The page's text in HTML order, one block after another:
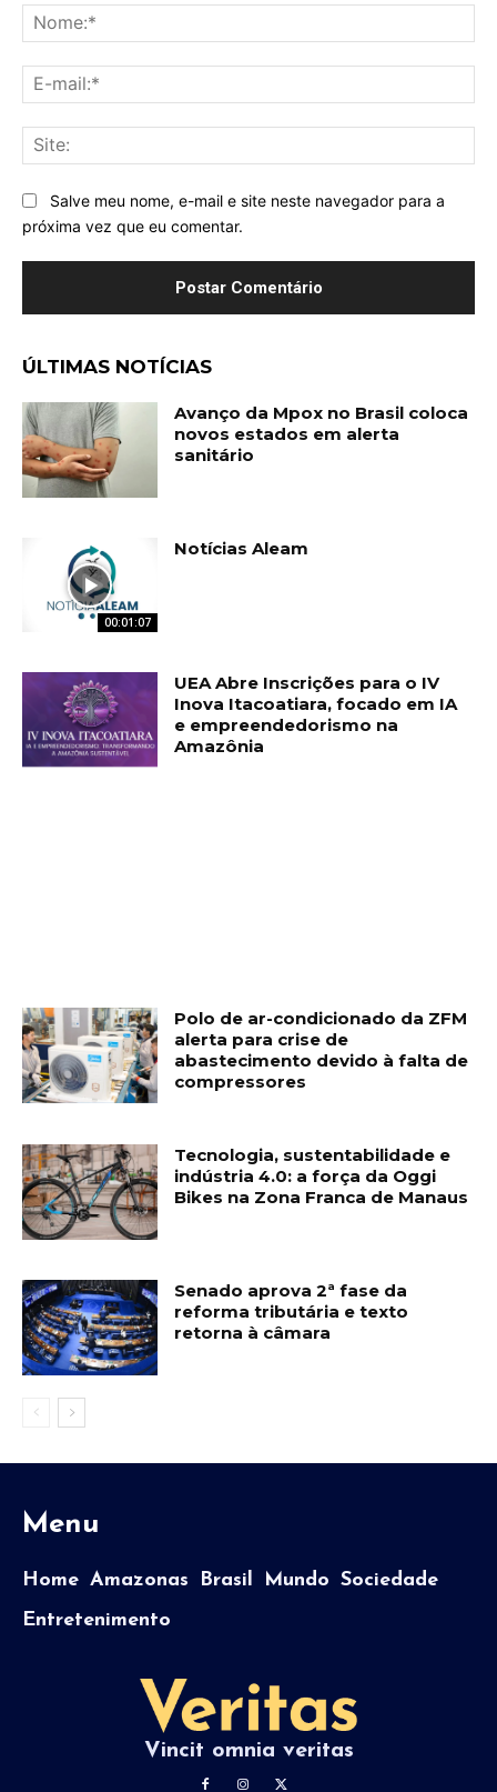
Salve meu nome, e-mail e site neste navegador para a
próxima vez que eu comentar.
ÚLTIMAS NOTÍCIAS
Avanço da Mpox no Brasil coloca
novos estados em alerta
sanitário
00:01:07
Notícias Aleam
UEA Abre Inscrições para o IV
Inova Itacoatiara, focado em IA
e empreendedorismo na
Amazônia
Polo de ar-condicionado da ZFM
alerta para crise de
abastecimento devido à falta de
compressores
Tecnologia, sustentabilidade e
indústria 4.0: a força da Oggi
Bikes na Zona Franca de Manaus
Senado aprova 2ª fase da
reforma tributária e texto
retorna à câmara
Menu
Home Amazonas Brasil Mundo Sociedade
Entretenimento
Vincit omnia veritas